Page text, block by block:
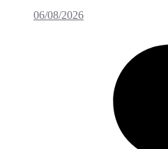
06/08/2026